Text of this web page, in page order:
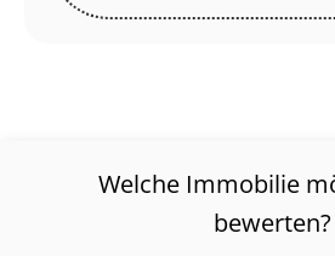
Welche Immobilie
bewerten?